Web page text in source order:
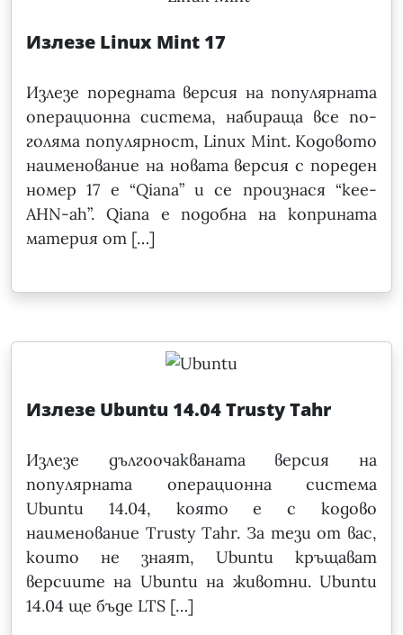
Излезе Linux Mint 17
Излезе поредната версия на популярната
операционна система, набираща все по-
голяма популярност, Linux Mint. Кодовото
наименование на новата версия с пореден
номер 17 е “Qiana” и се произнася “kee-
AHN-ah”. Qiana е подобна на коприната
материя от […]
Излезе Ubuntu 14.04 Trusty Tahr
Излезе дългоочакваната версия на
популярната операционна система
Ubuntu 14.04, която е с кодово
наименование Trusty Tahr. За тези от вас,
които не знаят, Ubuntu кръщават
версиите на Ubuntu на животни. Ubuntu
14.04 ще бъде LTS […]